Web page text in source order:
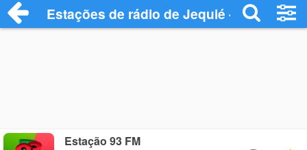
Estações de rádio de Jequié - Ouça
Estação 93 FM